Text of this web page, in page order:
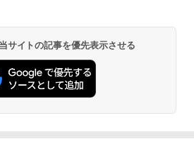
地球の歩き方 イタリア 2026～2027 地
歩き方A ヨーロッパ
PEAK (パイクスピーク) 着替えテン
ライバシー テント 【中が透けない】 1
折りたたみ 防災グッズ 災害用トイレ ビ
イレテント (ブラック)
ステンレス保冷剤 2個セット 2
パクト 保冷力長持ち
サイトの記事を優先表示させる